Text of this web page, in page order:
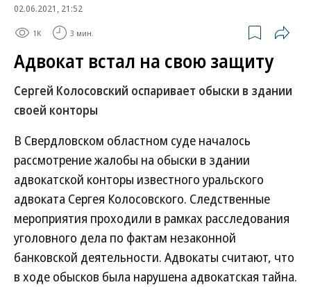
02.06.2021, 21:52
1K 3 мин.
Адвокат встал на свою защиту
Сергей Колосовский оспаривает обыски в здании
своей конторы
В Свердловском областном суде началось
рассмотрение жалобы на обыски в здании
адвокатской конторы известного уральского
адвоката Сергея Колосовского. Следственные
мероприятия проходили в рамках расследования
уголовного дела по фактам незаконной
банковской деятельности. Адвокаты считают, что
в ходе обысков была нарушена адвокатская тайна.